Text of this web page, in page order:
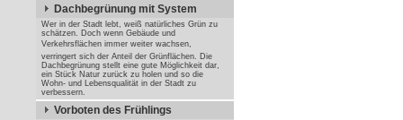
Dachbegrünung mit System
Wer in der Stadt lebt, weiß natürliches Grün zu
schätzen. Doch wenn Gebäude und
Verkehrsflächen immer weiter wachsen,
verringert sich der Anteil der Grünflächen. Die
Dachbegrünung stellt eine gute Möglichkeit dar,
ein Stück Natur zurück zu holen und so die
Wohn- und Lebensqualität in der Stadt zu
verbessern.
Vorboten des Frühlings